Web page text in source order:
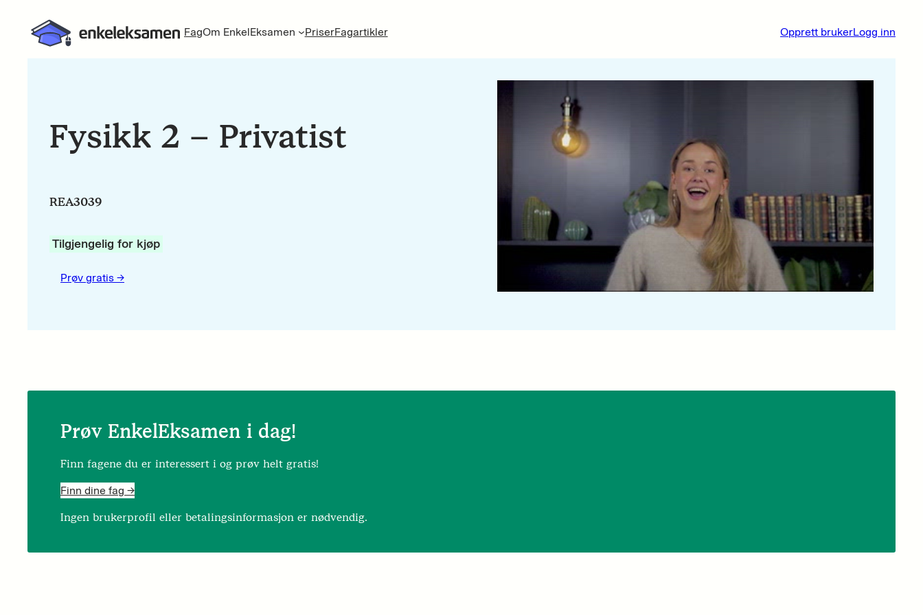
FagOm EnkelEksamen PriserFagartikler Opprett brukerLogg inn
Fysikk 2 – Privatist
REA3039
Tilgjengelig for kjøp
Prøv gratis ->
Prøv EnkelEksamen i dag!
Finn fagene du er interessert i og prøv helt gratis!
Finn dine fag ->
Ingen brukerprofil eller betalingsinformasjon er nødvendig.